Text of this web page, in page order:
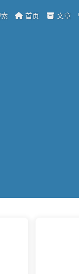
首页 文章